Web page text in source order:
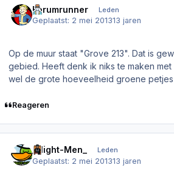
Forumrunner Leden
Geplaatst: 2 mei 201313 jaren
Op de muur staat "Grove 213". Dat is
gebied. Heeft denk ik niks te maken
wel de grote hoeveelheid groene petjes
Reageren
_Night-Men_ Leden
Geplaatst: 2 mei 201313 jaren